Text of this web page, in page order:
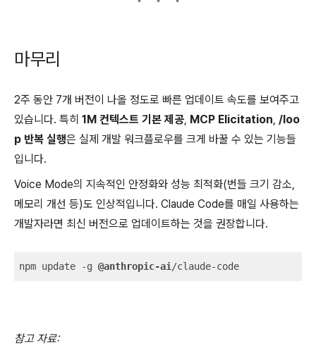
마무리
2주 동안 7개 버전이 나올 정도로 빠른 업데이트 속도를 보여주고
있습니다. 특히 1M 컨텍스트 기본 제공 MCP Elicitation /loo
p 반복 실행은 실제 개발 워크플로우를 크게 바꿀 수 있는 기능들
입니다.
Voice Mode의 지속적인 안정화와 성능 최적화(번들 크기 감소,
메모리 개선 등)도 인상적입니다. Claude Code를 매일 사용하는
개발자라면 최신 버전으로 업데이트하는 것을 권장합니다.
npm update -g @anthropic-ai /claude-code
참고 자료: